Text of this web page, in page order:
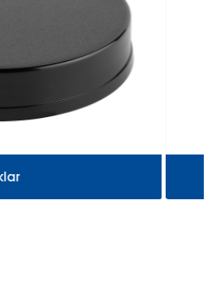
Pet Kozmetik Şişeler